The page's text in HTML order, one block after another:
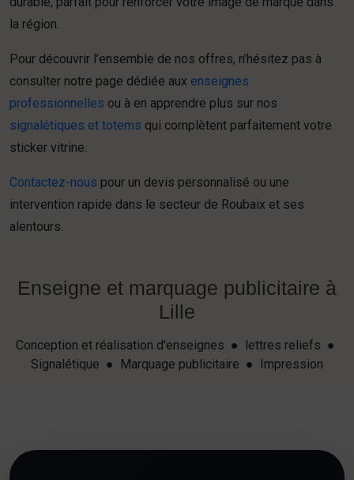
la région.
Pour découvrir l’ensemble de nos offres, n’hésitez pas à
consulter notre page dédiée aux enseignes
professionnelles ou à en apprendre plus sur nos
signalétiques et totems qui complètent parfaitement votre
sticker vitrine.
Contactez-nous pour un devis personnalisé ou une
intervention rapide dans le secteur de Roubaix et ses
alentours.
Enseigne et marquage publicitaire à
Lille
Conception et réalisation d'enseignes ● lettres reliefs ●
Signalétique ● Marquage publicitaire ● Impression